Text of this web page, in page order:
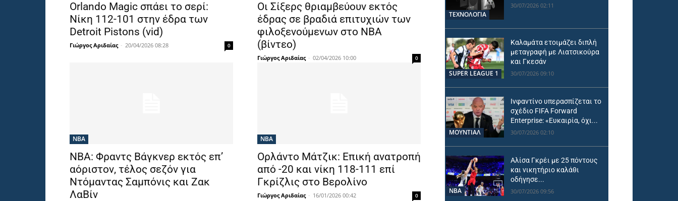
Orlando Magic σπάει το σερί:
Νίκη 112-101 στην έδρα των
Detroit Pistons (vid)
Γιώργος Αριδαίας - 20/04/2026 08:28 0
Οι Σίξερς θριαμβεύουν εκτός
έδρας σε βραδιά επιτυχιών των
φιλοξενούμενων στο ΝΒΑ
(βίντεο)
Γιώργος Αριδαίας - 02/04/2026 10:00 0
NBA
ΝΒΑ: Φραντς Βάγκνερ εκτός επ’
αόριστον, τέλος σεζόν για
Ντόμαντας Σαμπόνις και Ζακ
ΛαΒίν
NBA
Ορλάντο Μάτζικ: Επική ανατροπή
από -20 και νίκη 118-111 επί
Γκρίζλις στο Βερολίνο
Γιώργος Αριδαίας - 16/01/2026 00:42 0
ΤΕΧΝΟΛΟΓΙΑ
30/07/2026 02:11
SUPER LEAGUE 1
Καλαμάτα ετοιμάζει διπλή
μεταγραφή με Λιατσικούρα
και Γκεσάν
30/07/2026 09:10
ΜΟΥΝΤΙΆΛ
Ινφαντίνο υπερασπίζεται το
σχέδιο FIFA Forward
Enterprise: «Ευκαιρία, όχι...
30/07/2026 02:10
NBA
Αλίσα Γκρέι με 25 πόντους
και νικητήριο καλάθι
οδήγησε...
30/07/2026 09:56